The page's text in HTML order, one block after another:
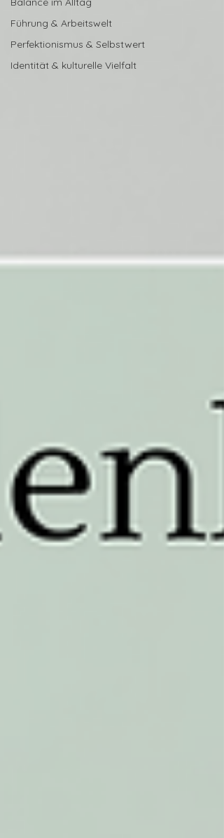
Führung & Arbeitswelt
Perfektionismus & Selbstwert
Identität & kulturelle Vielfalt